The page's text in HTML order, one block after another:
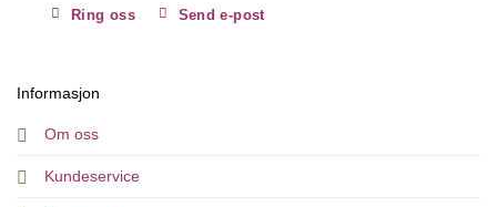
Ring oss Send e-post
Informasjon
Om oss
Kundeservice